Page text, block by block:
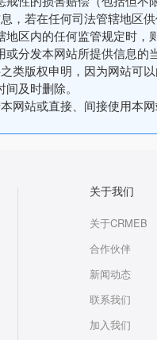
，若在任何司法管辖地区
地区内的任何监管规定时
或分发本网站所提供信息的
类版权申明，因为网站可
及时删除。
网站或直接、间接使用本
关于我们
关于CRMEB
合作伙伴
新闻动态
联系我们
加入我们